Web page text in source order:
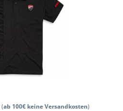
(ab 100€ keine Versandkosten)